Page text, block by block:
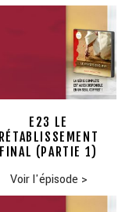
E23 LE
RÉTABLISSEMENT
FINAL (PARTIE 1)
Voir l'épisode >